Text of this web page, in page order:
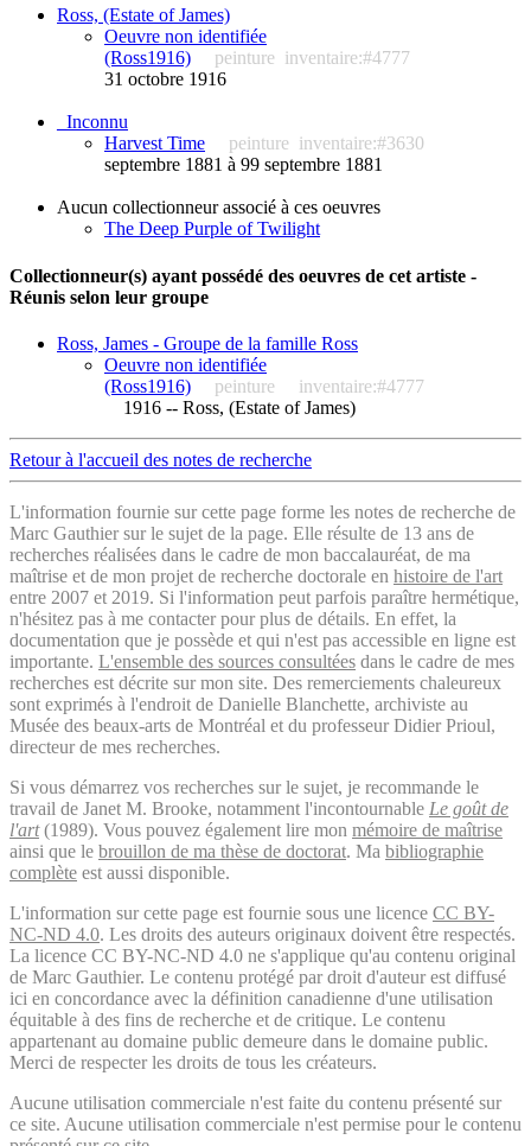
Ross, (Estate of James)
Oeuvre non identifiée
(Ross1916)
peinture inventaire:#4777
31 octobre 1916
_Inconnu
Harvest Time
peinture inventaire:#3630
septembre 1881 à 99 septembre 1881
Aucun collectionneur associé à ces oeuvres
The Deep Purple of Twilight
Collectionneur(s) ayant possédé des oeuvres de cet artiste -
Réunis selon leur groupe
Ross, James - Groupe de la famille Ross
Oeuvre non identifiée
(Ross1916)
peinture
inventaire:#4777
1916 -- Ross, (Estate of James)
Retour à l'accueil des notes de recherche
L'information fournie sur cette page forme les notes de recherche de
Marc Gauthier sur le sujet de la page. Elle résulte de 13 ans de
recherches réalisées dans le cadre de mon baccalauréat, de ma
maîtrise et de mon projet de recherche doctorale en histoire de l'art
entre 2007 et 2019. Si l'information peut parfois paraître hermétique,
n'hésitez pas à me contacter pour plus de détails. En effet, la
documentation que je possède et qui n'est pas accessible en ligne est
importante. L'ensemble des sources consultées dans le cadre de mes
recherches est décrite sur mon site. Des remerciements chaleureux
sont exprimés à l'endroit de Danielle Blanchette, archiviste au
Musée des beaux-arts de Montréal et du professeur Didier Prioul,
directeur de mes recherches.
Si vous démarrez vos recherches sur le sujet, je recommande le
travail de Janet M. Brooke, notamment l'incontournable Le goût de
l'art(1989). Vous pouvez également lire mon mémoire de maîtrise
ainsi que le brouillon de ma thèse de doctorat. Ma bibliographie
complète est aussi disponible.
L'information sur cette page est fournie sous une licence CC BY-
NC-ND 4.0. Les droits des auteurs originaux doivent être respectés.
La licence CC BY-NC-ND 4.0 ne s'applique qu'au contenu original
de Marc Gauthier. Le contenu protégé par droit d'auteur est diffusé
ici en concordance avec la définition canadienne d'une utilisation
équitable à des fins de recherche et de critique. Le contenu
appartenant au domaine public demeure dans le domaine public.
Merci de respecter les droits de tous les créateurs.
Aucune utilisation commerciale n'est faite du contenu présenté sur
ce site. Aucune utilisation commerciale n'est permise pour le contenu